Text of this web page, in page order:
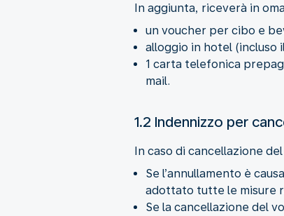
In aggiunta, riceverà in
un voucher per cibo e
alloggio in hotel (incluso
1 carta telefonica
mail.
1.2 Indennizzo per
In caso di cancellazione
Se l’annullamento è
adottato tutte le misure
Se la cancellazione del